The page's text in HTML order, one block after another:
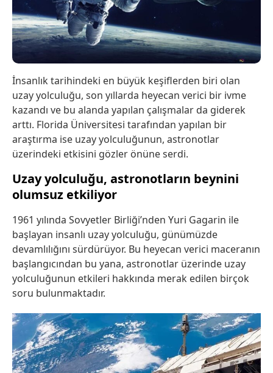
İnsanlık tarihindeki en büyük keşiflerden biri olan
uzay yolculuğu, son yıllarda heyecan verici bir ivme
kazandı ve bu alanda yapılan çalışmalar da giderek
arttı. Florida Üniversitesi tarafından yapılan bir
araştırma ise uzay yolculuğunun, astronotlar
üzerindeki etkisini gözler önüne serdi.
Uzay yolculuğu, astronotların beynini
olumsuz etkiliyor
1961 yılında Sovyetler Birliği’nden Yuri Gagarin ile
başlayan insanlı uzay yolculuğu, günümüzde
devamlılığını sürdürüyor. Bu heyecan verici maceranın
başlangıcından bu yana, astronotlar üzerinde uzay
yolculuğunun etkileri hakkında merak edilen birçok
soru bulunmaktadır.